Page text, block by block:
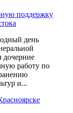
поддержку
день
дочерние
работу по
и...